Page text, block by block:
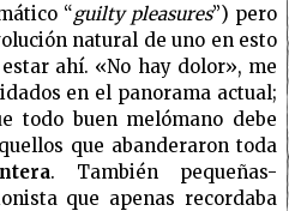
“guilty pleasures”) pero
natural de uno en esto
ahí. «No hay dolor», me
en el panorama actual;
todo buen melómano debe
que abanderaron toda
. También pequeñas-
que apenas recordaba